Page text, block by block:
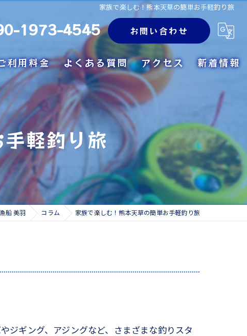
家族で楽しむ！熊本天草の簡単お手軽釣り旅
1973-4545 お問い合わせ
利用料金 よくある質問 アクセス 新着情報
軽釣り旅
船 美羽 コラム 家族で楽しむ！熊本天草の簡単お手軽釣り旅
ジギング、アジングなど、さまざまな釣りスタ